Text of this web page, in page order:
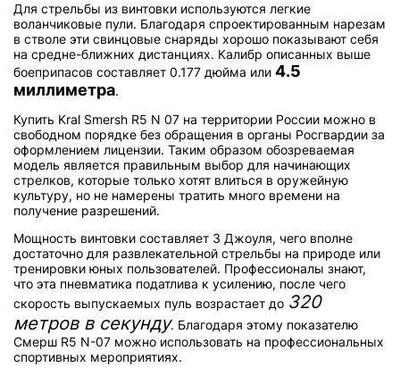
Для стрельбы из винтовки используются легкие
воланчиковые пули. Благодаря спроектированным нарезам
в стволе эти свинцовые снаряды хорошо показывают себя
на средне-ближних дистанциях. Калибр описанных выше
боеприпасов составляет 0.177 дюйма или 4.5
миллиметра.
Купить Kral Smersh R5 N 07 на территории России можно в
свободном порядке без обращения в органы Росгвардии за
оформлением лицензии. Таким образом обозреваемая
модель является правильным выбор для начинающих
стрелков, которые только хотят влиться в оружейную
культуру, но не намерены тратить много времени на
получение разрешений.
Мощность винтовки составляет 3 Джоуля, чего вполне
достаточно для развлекательной стрельбы на природе или
тренировки юных пользователей. Профессионалы знают,
что эта пневматика податлива к усилению, после чего
скорость выпускаемых пуль возрастает до 320
метров в секунду. Благодаря этому показателю
Смерш R5 N-07 можно использовать на профессиональных
спортивных мероприятиях.